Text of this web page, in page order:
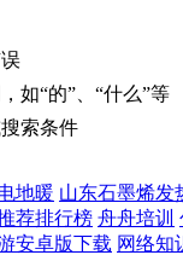
如“的”、“什么”等
索条件
地暖 山东石墨烯发
荐排行榜 舟舟培训
安卓版下载 网络知